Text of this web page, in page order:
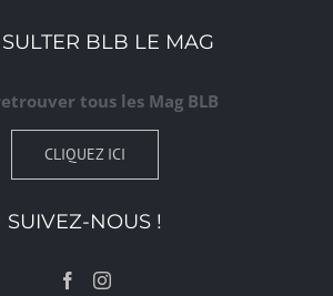
BLB LE MAG
tous les Mag BLB
CLIQUEZ ICI
SUIVEZ-NOUS !